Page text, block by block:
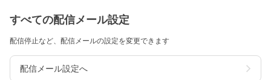
すべての配信メール設定
配信停止など、配信メールの設定を変更できます
配信メール設定へ